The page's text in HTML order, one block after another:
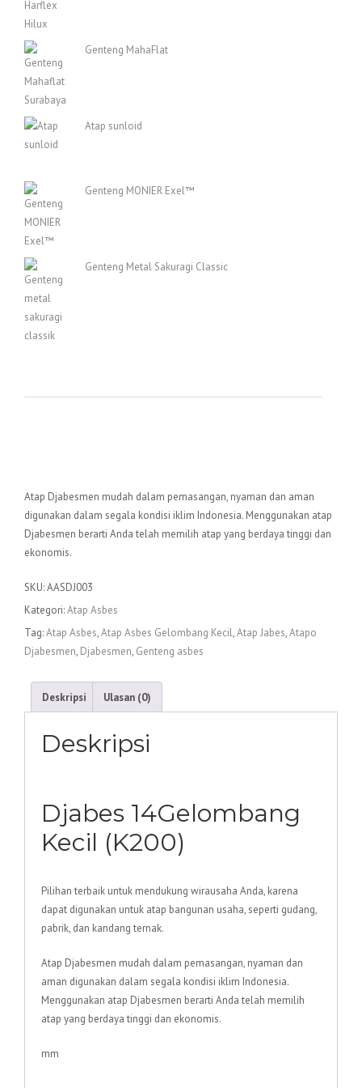
Genteng MahaFlat
Atap sunloid
Genteng MONIER Exel™
Genteng Metal Sakuragi Classic
Atap Djabesmen mudah dalam pemasangan, nyaman dan aman
digunakan dalam segala kondisi iklim Indonesia. Menggunakan atap
Djabesmen berarti Anda telah memilih atap yang berdaya tinggi dan
ekonomis.
SKU:AASDJ003
Kategori:Atap Asbes
Tag:Atap Asbes,Atap Asbes Gelombang Kecil,Atap Jabes,Atapo
Djabesmen, Djabesmen, Genteng asbes
Deskripsi Ulasan (0)
Deskripsi
Djabes 14Gelombang
Kecil (K200)
Pilihan terbaik untuk mendukung wirausaha Anda, karena
dapat digunakan untuk atap bangunan usaha, seperti gudang,
pabrik, dan kandang ternak.
Atap Djabesmen mudah dalam pemasangan, nyaman dan
aman digunakan dalam segala kondisi iklim Indonesia.
Menggunakan atap Djabesmen berarti Anda telah memilih
atap yang berdaya tinggi dan ekonomis.
mm